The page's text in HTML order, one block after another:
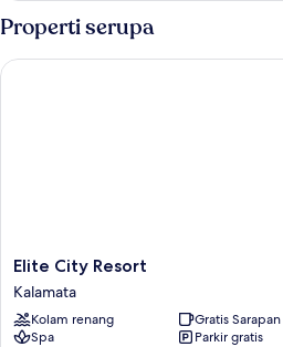
Deluks
Properti serupa
Elite
City
Resort
Kalamata
Elite City Resort
Kalamata
Kolam renang
Gratis Sarapan
Spa
Parkir gratis
Elite City Resort